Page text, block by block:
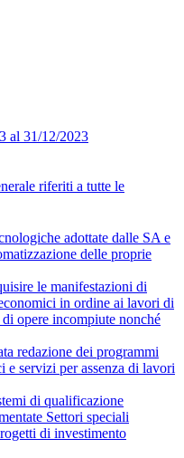
al 31/12/2023
riferiti a tutte le
adottate dalle SA e
delle proprie
le manifestazioni di
in ordine ai lavori di
opere incompiute nonché
redazione dei programmi
servizi per assenza di lavori
di qualificazione
Settori speciali
di investimento